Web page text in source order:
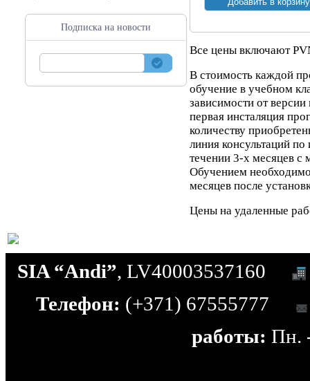
Подписка на новости
Все цены включают
В стоимость каждой
обучение в учебном
зависимости от
первая инсталяция
количеству
линия консультаций
течении 3-х месяцев с
Обучением
месяцев после
Цены на удаленные
SIA “Andi”, LV40003537160
Телефон: (+371) 67555777
работы: Пн.